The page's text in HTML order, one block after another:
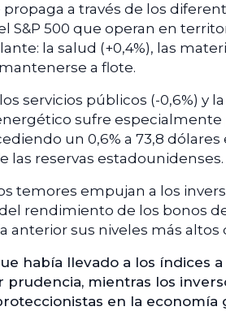
a través de los
S&P 500 que operan en
la salud (+0,4%), las
a flote.
servicios públicos (-0,6%) y
sufre especialmente
un 0,6% a 73,8 dólares
las reservas estadounidenses.
temores empujan a los
rendimiento de los bonos
anterior sus niveles más altos
había llevado a los índices
prudencia, mientras los
en la economía